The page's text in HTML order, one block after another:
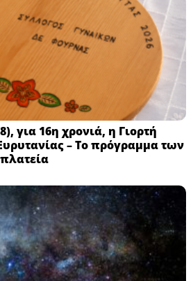
για 16η χρονιά, η Γιορτή
– Το πρόγραμμα των